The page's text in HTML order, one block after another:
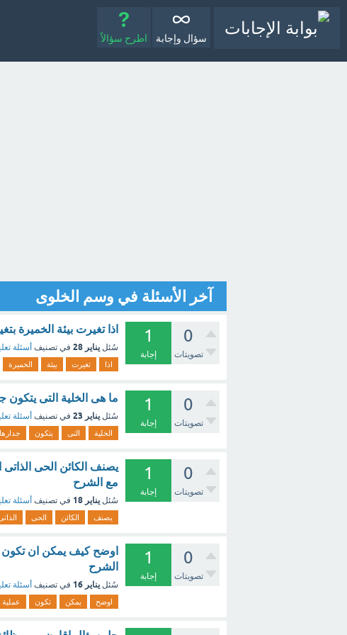
سؤال وإجابة اطرح سؤالاً
آخر الأسئلة في وسم الخلوى
0
تصويتات
1
إجابة
اذا تغيرت بيئة الخميرة
سُئل يناير 28 في تصنيف أسئلة
اذا تغيرت بيئة الخميرة
0
تصويتات
1
إجابة
ما هى الخلية التى يتكون
سُئل يناير 23 في تصنيف أسئلة
الخلية التى يتكون جدارها
0
تصويتات
1
إجابة
يصنف الكائن الحى
مع الشرح
سُئل يناير 18 في تصنيف أسئلة
يصنف الكائن الحى
0
تصويتات
1
إجابة
اوضح كيف يمكن ان تكون
الشرح
سُئل يناير 16 في تصنيف أسئلة
اوضح يمكن تكون عملية